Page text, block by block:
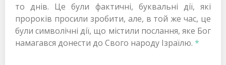
то днів. Це були фактичні, буквальні дії, які
пророків просили зробити, але, в той же час, це
були символічні дії, що містили послання, яке Бог
намагався донести до Свого народу Ізраїлю. *